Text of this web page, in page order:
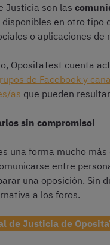
Justicia son las
disponibles en otro tipo
o aplicaciones de
OpositaTest cuenta
de Facebook y
as que pueden
sin compromiso!
una forma mucho
entre
una oposición. Sin
a los foros.
de Justicia de